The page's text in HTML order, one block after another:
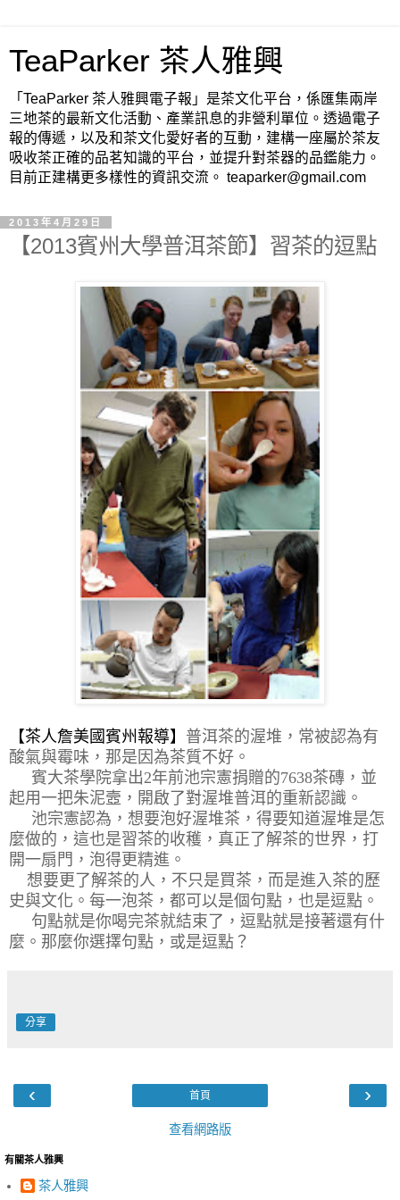
TeaParker 茶人雅興
「TeaParker 茶人雅興電子報」是茶文化平台，係匯集兩岸
三地茶的最新文化活動、產業訊息的非營利單位。透過電子
報的傳遞，以及和茶文化愛好者的互動，建構一座屬於茶友
吸收茶正確的品茗知識的平台，並提升對茶器的品鑑能力。
目前正建構更多樣性的資訊交流。 teaparker@gmail.com
2013年4月29日
【2013賓州大學普洱茶節】習茶的逗點
【茶人詹美國賓州報導】 普洱茶的渥堆，常被認為有
酸氣與霉味，那是因為茶質不好。
賓大茶學院拿出2年前池宗憲捐贈的7638茶磚， 並
起用一把朱泥壼，開啟了對渥堆普洱的重新認識。
池宗憲認為，想要泡好渥堆茶，得要知道渥堆是怎
麼做的， 這也是習茶的收穫，真正了解茶的世界，打
開一扇門，泡得更精進。
想要更了解茶的人，不只是買茶，而是進入茶的歷
史與文化。 每一泡茶，都可以是個句點，也是逗點。
句點就是你喝完茶就結束了，逗點就是接著還有什
麼。 那麼你選擇句點，或是逗點？
分享
‹ ›
首頁
查看網路版
有關茶人雅興
茶人雅興